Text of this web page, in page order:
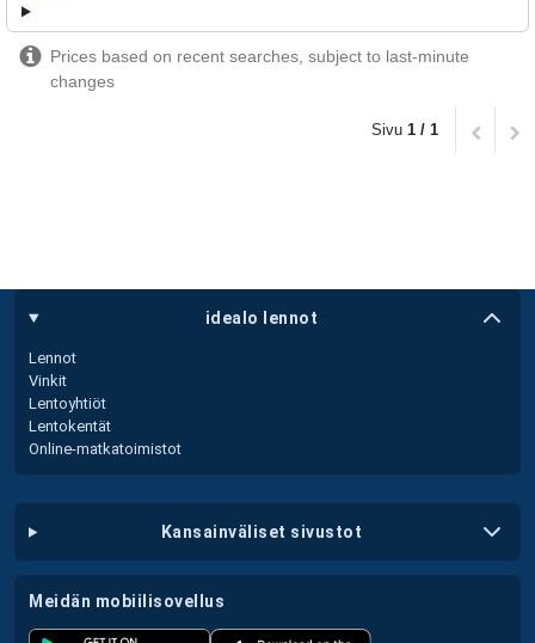
Prices based on recent searches, subject to last-minute
changes
Sivu 1 / 1
idealo lennot
Lennot
Vinkit
Lentoyhtiöt
Lentokentät
Online-matkatoimistot
kansainväliset sivustot
meidän mobiilisovellus